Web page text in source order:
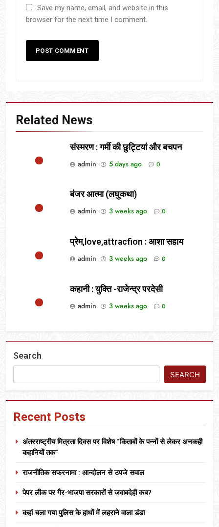
Save my name, email, and website in this
browser for the next time I comment.
Related News
संस्मरण : गर्मी की छुट्टियां और बचपन
admin
5 days ago 0
बंजर आत्मा (लघुकथा)
admin
3 weeks ago 0
प्रेम,love,attracfion : आशा सहाय
admin
3 weeks ago 0
कहानी : युक्ति -राजेन्द्र परदेसी
admin
3 weeks ago 0
Search
SEARCH
Recent Posts
अंतरराष्ट्रीय मित्रता दिवस पर विशेष “किताबों के पन्नों से लेकर अनकही
कहानियों तक”
राजनीतिक सफरनामा : आन्दोलन से उपजे सवाल
पेपर लीक पर गैर-भाजपा सरकारों से जवाबदेही कब?
कहां चला गया पुलिस के हाथों में लहराने वाला डंडा